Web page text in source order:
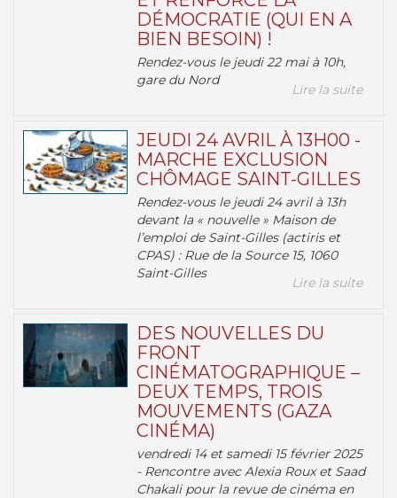
DÉMOCRATIE (QUI EN A
BIEN BESOIN) !
Rendez-vous le jeudi 22 mai à 10h,
gare du Nord
Lire la suite
JEUDI 24 AVRIL À 13H00 -
MARCHE EXCLUSION
CHÔMAGE SAINT-GILLES
Rendez-vous le jeudi 24 avril à 13h
devant la « nouvelle » Maison de
l’emploi de Saint-Gilles (actiris et
CPAS) : Rue de la Source 15, 1060
Saint-Gilles
Lire la suite
DES NOUVELLES DU
FRONT
CINÉMATOGRAPHIQUE –
DEUX TEMPS, TROIS
MOUVEMENTS (GAZA
CINÉMA)
vendredi 14 et samedi 15 février 2025
- Rencontre avec Alexia Roux et Saad
Chakali pour la revue de cinéma en